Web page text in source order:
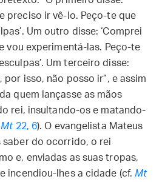
preciso ir vê-lo. Peço-te que
Um outro disse: ‘Comprei
vou experimentá-las. Peço-te
Um terceiro disse:
por isso, não posso ir”, e assim
quem lançasse as mãos
rei, insultando-os e matando-
Mt22, 6). O evangelista Mateus
saber do ocorrido, o rei
e, enviadas as suas tropas,
incendiou-lhes a cidade (cf. Mt